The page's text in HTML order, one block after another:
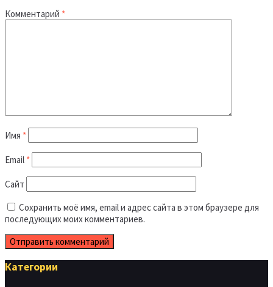
Комментарий *
Имя *
Email *
Сайт
Сохранить моё имя, email и адрес сайта в этом браузере для
последующих моих комментариев.
Категории